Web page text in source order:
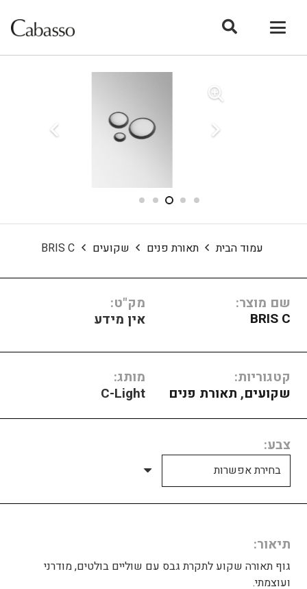
עמוד הבית תאורת פנים שקועים BRIS C
שם מוצר:
BRIS C
מק"ט:
אין מידע
קטגוריות:
שקועים, תאורת פנים
מותג:
C-Light
צבע
תיאור
גוף תאורה שקוע לתקרת גבס עם שוליים בולטים, מודרני
ועוצמתי.